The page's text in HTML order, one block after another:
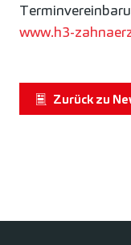
www.h3-
Zurück zu